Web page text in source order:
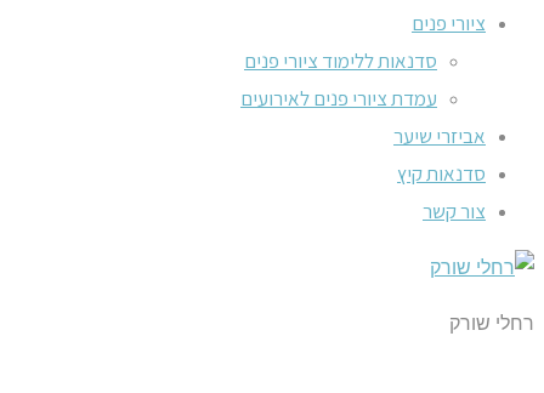
ציורי פנים
סדנאות ללימוד ציורי פנים
עמדת ציורי פנים לאירועים
אביזרי שיער
סדנאות קיץ
צור קשר
רחלי שורק